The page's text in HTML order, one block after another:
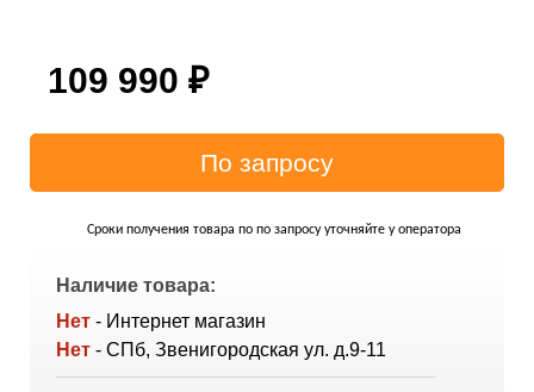
109 990 ₽
Сроки получения товара по по запросу уточняйте у оператора
Наличие товара:
Нет - Интернет магазин
Нет - СПб, Звенигородская ул. д.9-11